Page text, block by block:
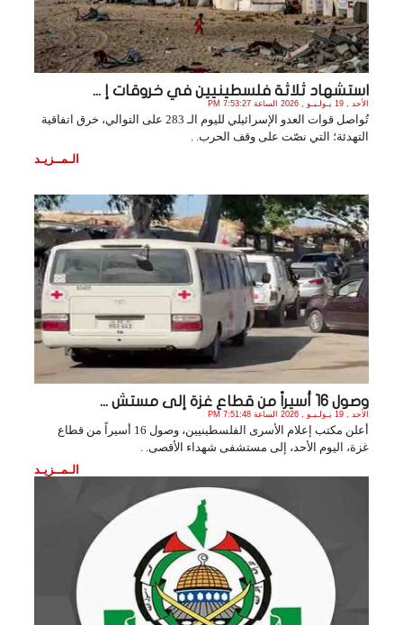
استشهاد ثلاثة فلسطينيين في خروقات إ ...
الأحد , 19 يـولـيـو , 2026 الساعة 7:53:27 PM
تُواصل قوات العدو الإسرائيلي لليوم الـ 283 على التوالي، خرق اتفاقية
التهدئة؛ التي نصّت على وقف الحرب. .
الـمــزيـد
وصول 16 أسيراً من قطاع غزة إلى مستش ...
الأحد , 19 يـولـيـو , 2026 الساعة 7:51:48 PM
أعلن مكتب إعلام الأسرى الفلسطينيين، وصول 16 أسيراً من قطاع
غزة، اليوم الأحد، إلى مستشفى شهداء الأقصى. .
الـمــزيـد